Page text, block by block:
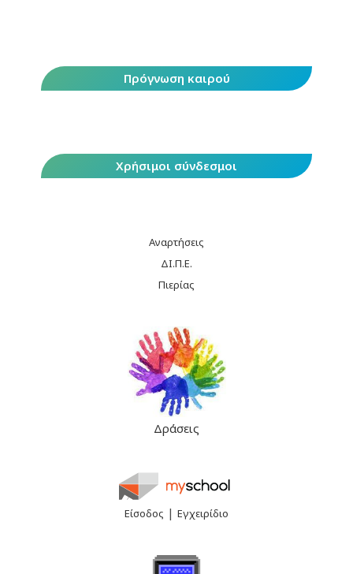
Πρόγνωση καιρού
Χρήσιμοι σύνδεσμοι
Αναρτήσεις
ΔΙ.Π.Ε.
Πιερίας
Δράσεις
Είσοδος | Εγχειρίδιο